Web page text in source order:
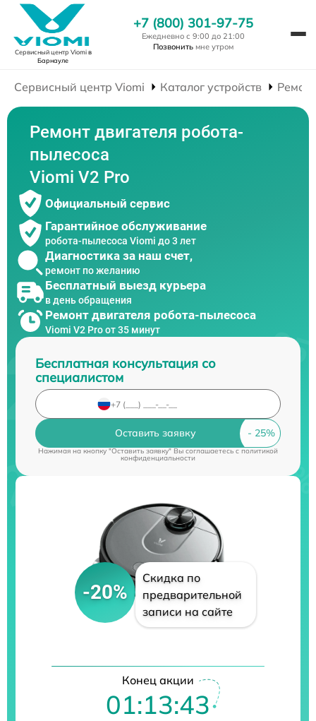
Сервисный центр Viomiв
Барнауле
+7 (800) 301-97-75
Ежедневно с 9:00 до 21:00
Позвонить мне утром
Сервисный центр Viomi Каталог устройств
Ремонт двигателя робота-
пылесоса
Viomi V2 Pro
Официальный сервис
Гарантийное обслуживание
робота-пылесоса Viomi до 3 лет
Диагностика за наш счет,
ремонт по желанию
Бесплатный выезд курьера
в день обращения
Ремонт двигателя робота-пылесоса
Viomi V2 Pro от 35 минут
Бесплатная консультация со
специалистом
Оставить заявку
Нажимая на кнопку "Оставить заявку" Вы соглашаетесь cполитикой
конфиденциальности
-20%
Скидка по
предварительной
записи на сайте
Конец акции
01:13:42